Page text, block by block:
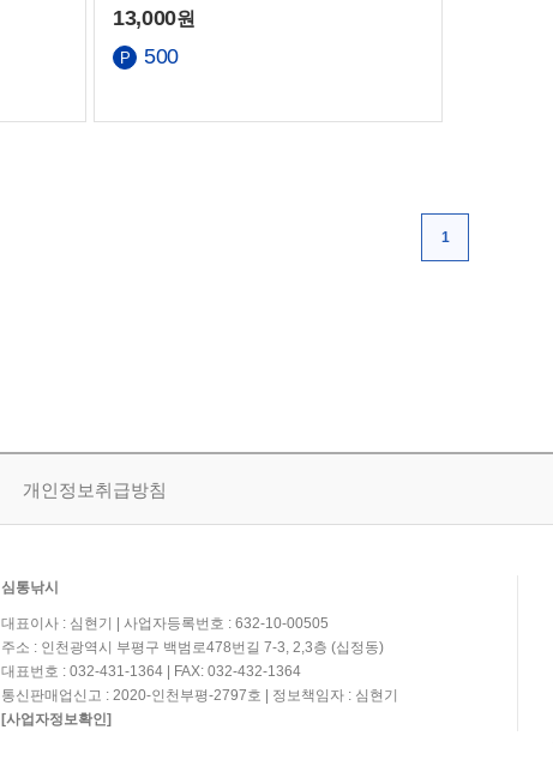
13,000원
500
1
개인정보취급방침
심통낚시
대표이사 : 심현기 | 사업자등록번호 : 632-10-00505
주소 : 인천광역시 부평구 백범로478번길 7-3, 2,3층 (십정동)
대표번호 : 032-431-1364 | FAX: 032-432-1364
통신판매업신고 : 2020-인천부평-2797호 | 정보책임자 : 심현기
[사업자정보확인]